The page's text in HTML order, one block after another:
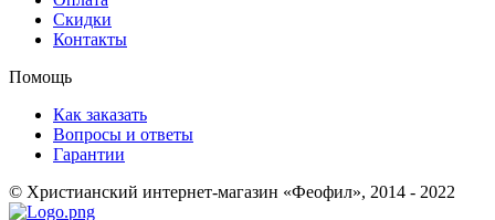
Скидки
Контакты
Помощь
Как заказать
Вопросы и ответы
Гарантии
© Христианский интернет-магазин «Феофил», 2014 - 2022